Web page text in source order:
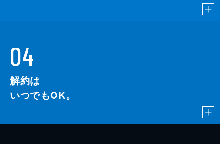
04
解約は
いつでもOK。